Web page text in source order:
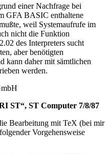
einer Nachfrage bei
GFA BASIC enthaltene
weil Systemaufrufe im
nicht die Funktion
des Interpreters sucht
aber benötigten
kann daher mit sämtlichen
werden.
ST“, ST Computer 7/8/87
Bearbeitung mit TeX (bei mir
Vorgehensweise